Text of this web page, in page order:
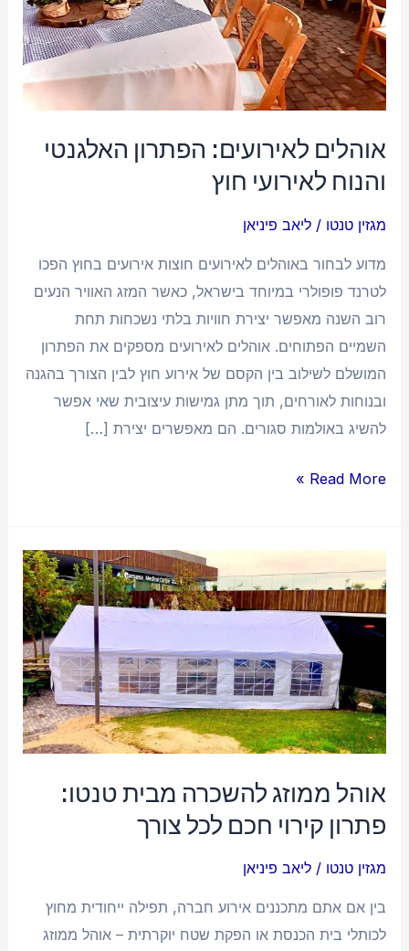
אוהלים לאירועים: הפתרון האלגנטי
והנוח לאירועי חוץ
מגזין טנטו /ליאב פיניאן
מדוע לבחור באוהלים לאירועים חוצות אירועים בחוץ הפכו
לטרנד פופולרי במיוחד בישראל, כאשר המזג האוויר הנעים
רוב השנה מאפשר יצירת חוויות בלתי נשכחות תחת
השמיים הפתוחים. אוהלים לאירועים מספקים את הפתרון
המושלם לשילוב בין הקסם של אירוע חוץ לבין הצורך בהגנה
ובנוחות לאורחים, תוך מתן גמישות עיצובית שאי אפשר
להשיג באולמות סגורים. הם מאפשרים יצירת […]
חוץ
Read More »
אוהל ממוזג להשכרה מבית טנטו:
פתרון קירוי חכם לכל צורך
מגזין טנטו /ליאב פיניאן
בין אם אתם מתכננים אירוע חברה, תפילה ייחודית מחוץ
לכותלי בית הכנסת או הפקת שטח יוקרתית – אוהל ממוזג
ממוזג
להשכרה
פתרון
קירוי
חכם